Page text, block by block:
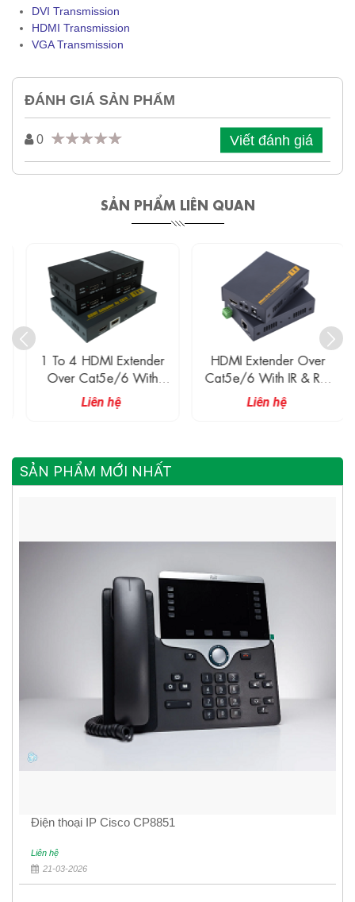
DVI Transmission
HDMI Transmission
VGA Transmission
ĐÁNH GIÁ SẢN PHẨM
0 Viết đánh giá
SẢN PHẨM LIÊN QUAN
1 To 4 HDMI Extender
Over Cat5e/6 With
Splitter Function
Liên hệ
HDMI Extender Over
Cat5e/6 With IR & RS-
232 Ports
Liên hệ
SẢN PHẨM MỚI NHẤT
Điện thoại IP Cisco CP8851
Liên hệ
21-03-2026